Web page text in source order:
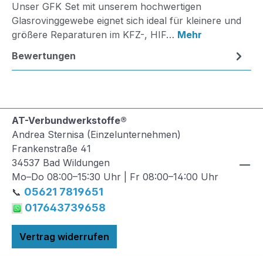
Unser GFK Set mit unserem hochwertigen
Glasrovinggewebe eignet sich ideal für kleinere und
größere Reparaturen im KFZ-, HIF… Mehr
Bewertungen
AT-Verbundwerkstoffe®
Andrea Sternisa (Einzelunternehmen)
Frankenstraße 41
34537 Bad Wildungen
Mo–Do 08:00–15:30 Uhr | Fr 08:00–14:00 Uhr
📞 05621 7819651
017643739658
Vertrag widerrufen